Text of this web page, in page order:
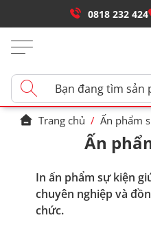
0818 232 424
Trang chủ / Ấn phẩm
Ấn
In ấn phẩm sự kiện
chuyên nghiệp và
chức.